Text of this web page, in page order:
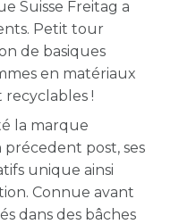
Suisse Freitag a
Petit tour
de basiques
en matériaux
!
la marque
post, ses
unique ainsi
Connue avant
dans des bâches